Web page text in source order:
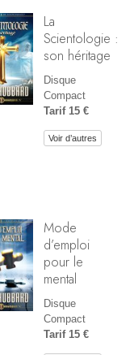
La
Scientologie :
son héritage
Disque
Compact
Tarif 15 €
Voir d’autres
Mode
d’emploi
pour le
mental
Disque
Compact
Tarif 15 €